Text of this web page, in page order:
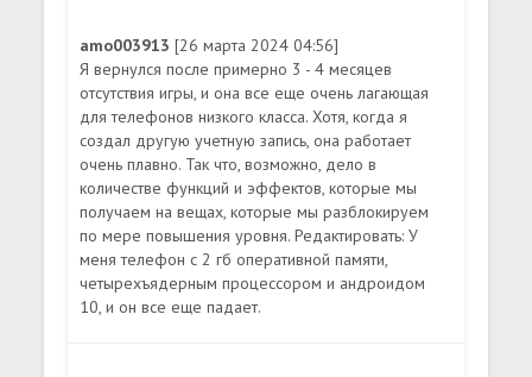
amo003913[26 марта 2024 04:56]
Я вернулся после примерно 3 - 4 месяцев
отсутствия игры, и она все еще очень лагающая
для телефонов низкого класса. Хотя, когда я
создал другую учетную запись, она работает
очень плавно. Так что, возможно, дело в
количестве функций и эффектов, которые мы
получаем на вещах, которые мы разблокируем
по мере повышения уровня. Редактировать: У
меня телефон с 2 гб оперативной памяти,
четырехъядерным процессором и андроидом
10, и он все еще падает.